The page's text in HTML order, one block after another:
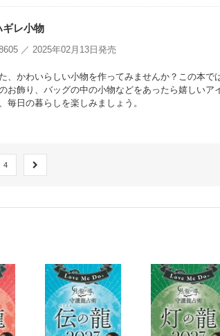
レ小物
／ 2025年02月13日発売
かわいらしい小物を作ってみませんか？この本では
お飾り、バッグの中の小物などをあったら嬉しいア
毎日の暮らしを楽しみましょう。
4